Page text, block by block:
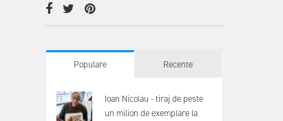
Populare Recente
Ioan Nicolau - tiraj de peste
un milion de exemplare la